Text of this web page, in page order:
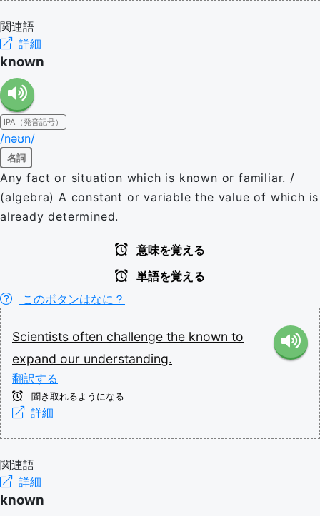
関連語
詳細
known
IPA（発音記号）
/nəʊn/
名詞
Any fact or situation which is known or familiar. /
(algebra) A constant or variable the value of which is
already determined.
意味を覚える
単語を覚える
このボタンはなに？
Scientists often challenge the known to
expand our understanding.
翻訳する
聞き取れるようになる
詳細
関連語
詳細
known